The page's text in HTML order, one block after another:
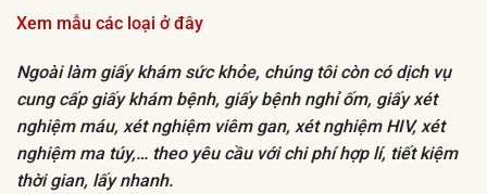
Xem mẫu các loại ở đây
Ngoài làm giấy khám sức khỏe, chúng tôi còn có dịch vụ
cung cấp giấy khám bệnh, giấy bệnh nghỉ ốm, giấy xét
nghiệm máu, xét nghiệm viêm gan, xét nghiệm HIV, xét
nghiệm ma túy,… theo yêu cầu với chi phí hợp lí, tiết kiệm
thời gian, lấy nhanh.